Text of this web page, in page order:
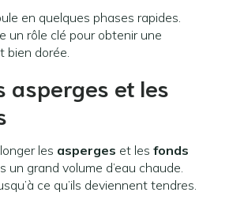
en quelques phases rapides.
un rôle clé pour obtenir une
bien dorée.
asperges et les
les asperges et les fonds
un grand volume d’eau chaude.
ce qu’ils deviennent tendres.